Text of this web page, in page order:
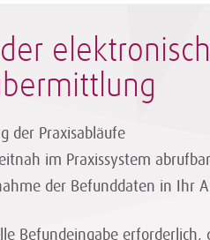
der Praxisabläufe
im Praxissystem abrufbar
der Befunddaten in Ihr
Befundeingabe erforderlich,